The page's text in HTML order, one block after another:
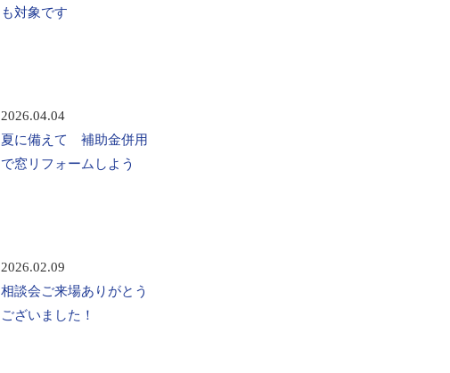
も対象です
2026.04.04
夏に備えて 補助金併用
で窓リフォームしよう
2026.02.09
相談会ご来場ありがとう
ございました！